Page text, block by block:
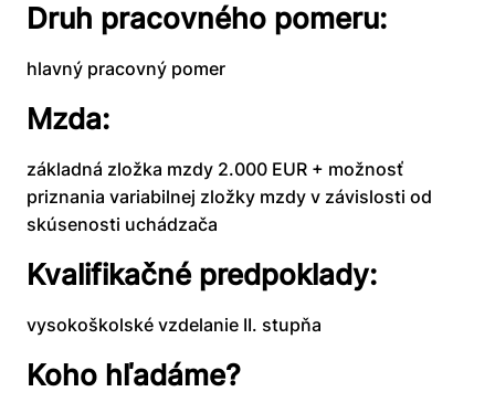
Druh pracovného pomeru:
hlavný pracovný pomer
Mzda:
základná zložka mzdy 2.000 EUR + možnosť
priznania variabilnej zložky mzdy v závislosti od
skúsenosti uchádzača
Kvalifikačné predpoklady:
vysokoškolské vzdelanie II. stupňa
Koho hľadáme?